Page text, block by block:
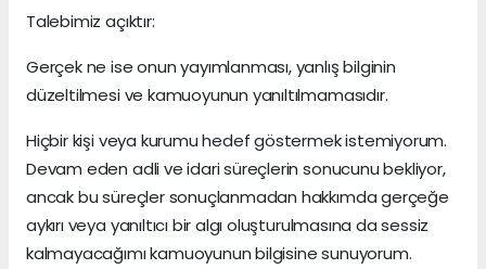
Talebimiz açıktır:
Gerçek ne ise onun yayımlanması, yanlış bilginin
düzeltilmesi ve kamuoyunun yanıltılmamasıdır.
Hiçbir kişi veya kurumu hedef göstermek istemiyorum.
Devam eden adli ve idari süreçlerin sonucunu bekliyor,
ancak bu süreçler sonuçlanmadan hakkımda gerçeğe
aykırı veya yanıltıcı bir algı oluşturulmasına da sessiz
kalmayacağımı kamuoyunun bilgisine sunuyorum.